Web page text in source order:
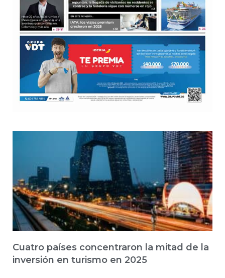
Cuatro países concentraron la mitad de la
inversión en turismo en 2025